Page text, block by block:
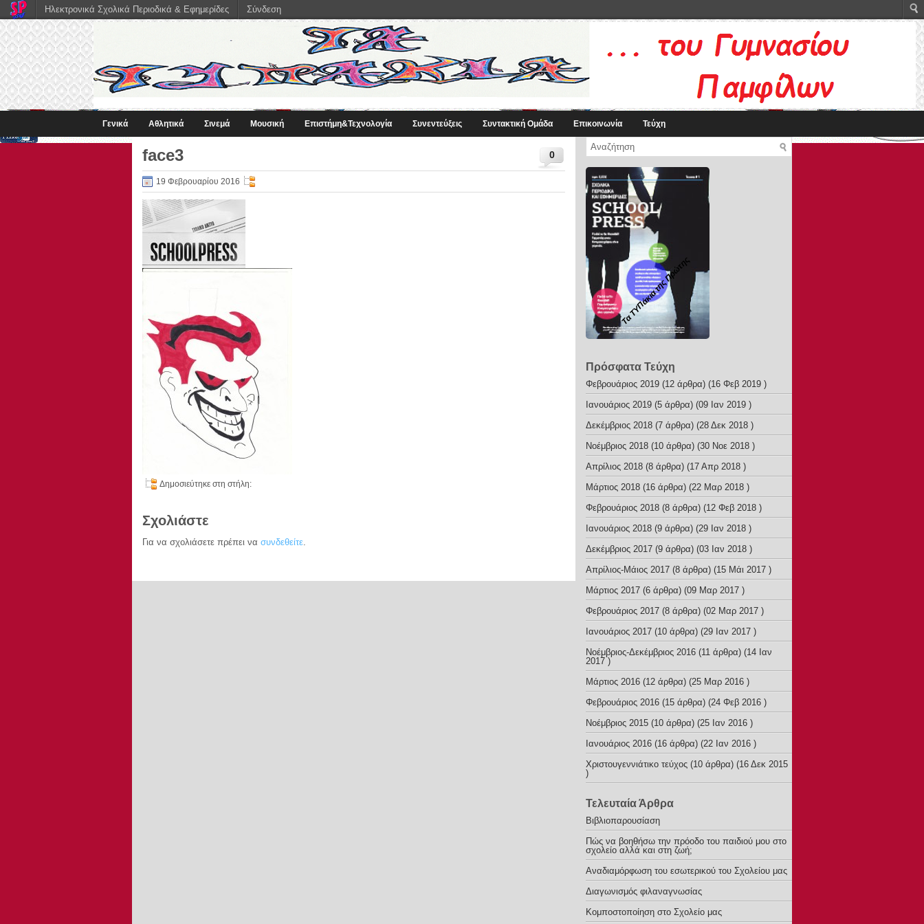
Γενικά Αθλητικά Σινεμά Μουσική Eπιστήμη&Τεχνολογία Συνεντεύξεις Συντακτική Ομάδα Επικοινωνία Τεύχη
0
face3
19 Φεβρουαρίου 2016
Δημοσιεύτηκε στη στήλη:
Σχολιάστε
Για να σχολιάσετε πρέπει να συνδεθείτε.
Tα ΤΥΠάκια της Πρώτης
Πρόσφατα Τεύχη
Φεβρουάριος 2019 (12 άρθρα) (16 Φεβ 2019 )
Ιανουάριος 2019 (5 άρθρα) (09 Ιαν 2019 )
Δεκέμβριος 2018 (7 άρθρα) (28 Δεκ 2018 )
Νοέμβριος 2018 (10 άρθρα) (30 Νοε 2018 )
Απρίλιος 2018 (8 άρθρα) (17 Απρ 2018 )
Μάρτιος 2018 (16 άρθρα) (22 Μαρ 2018 )
Φεβρουάριος 2018 (8 άρθρα) (12 Φεβ 2018 )
Ιανουάριος 2018 (9 άρθρα) (29 Ιαν 2018 )
Δεκέμβριος 2017 (9 άρθρα) (03 Ιαν 2018 )
Απρίλιος-Μάιος 2017 (8 άρθρα) (15 Μάι 2017 )
Μάρτιος 2017 (6 άρθρα) (09 Μαρ 2017 )
Φεβρουάριος 2017 (8 άρθρα) (02 Μαρ 2017 )
Ιανουάριος 2017 (10 άρθρα) (29 Ιαν 2017 )
Νοέμβριος-Δεκέμβριος 2016 (11 άρθρα) (14 Ιαν
2017 )
Μάρτιος 2016 (12 άρθρα) (25 Μαρ 2016 )
Φεβρουάριος 2016 (15 άρθρα) (24 Φεβ 2016 )
Nοέμβριος 2015 (10 άρθρα) (25 Ιαν 2016 )
Ιανουάριος 2016 (16 άρθρα) (22 Ιαν 2016 )
Χριστουγεννιάτικο τεύχος (10 άρθρα) (16 Δεκ 2015
)
Τελευταία Άρθρα
Βιβλιοπαρουσίαση
Πώς να βοηθήσω την πρόοδο του παιδιού μου στο
σχολείο αλλά και στη ζωή;
Αναδιαμόρφωση του εσωτερικού του Σχολείου μας
Διαγωνισμός φιλαναγνωσίας
Κομποστοποίηση στο Σχολείο μας
Ηλεκτρονικά Σχολικά Περιοδικά & Εφημερίδες Σύνδεση